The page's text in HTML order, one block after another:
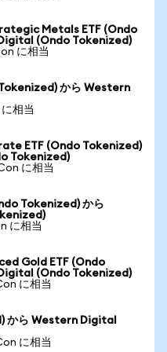
Metals ETF (Ondo
(Ondo Tokenized)
に相当
から Western
相当
ETF (Ondo Tokenized)
Tokenized)
に相当
Tokenized) から
に相当
Gold ETF (Ondo
(Ondo Tokenized)
に相当
から Western Digital
に相当